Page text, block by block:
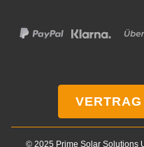
© 2025 Prime Solar Solutions